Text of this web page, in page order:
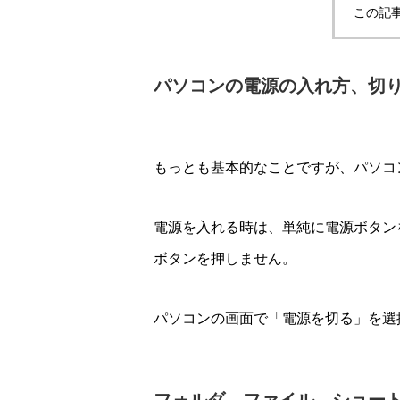
この記
パソコンの電源の入れ方、切
もっとも基本的なことですが、パソ
電源を入れる時は、単純に電源ボタ
ボタンを押しません。
パソコンの画面で「電源を切る」を